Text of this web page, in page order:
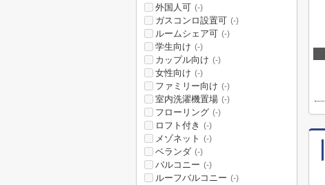
外国人可 (-)
ガスコンロ設置可 (-)
ルームシェア可 (-)
学生向け (-)
カップル向け (-)
女性向け (-)
ファミリー向け (-)
室内洗濯機置場 (-)
フローリング (-)
ロフト付き (-)
メゾネット (-)
ベランダ (-)
バルコニー (-)
ルーフバルコニー (-)